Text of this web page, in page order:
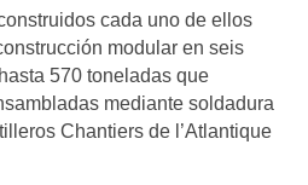
cada uno de ellos
modular en seis
570 toneladas que
mediante soldadura
Chantiers de l’Atlantique